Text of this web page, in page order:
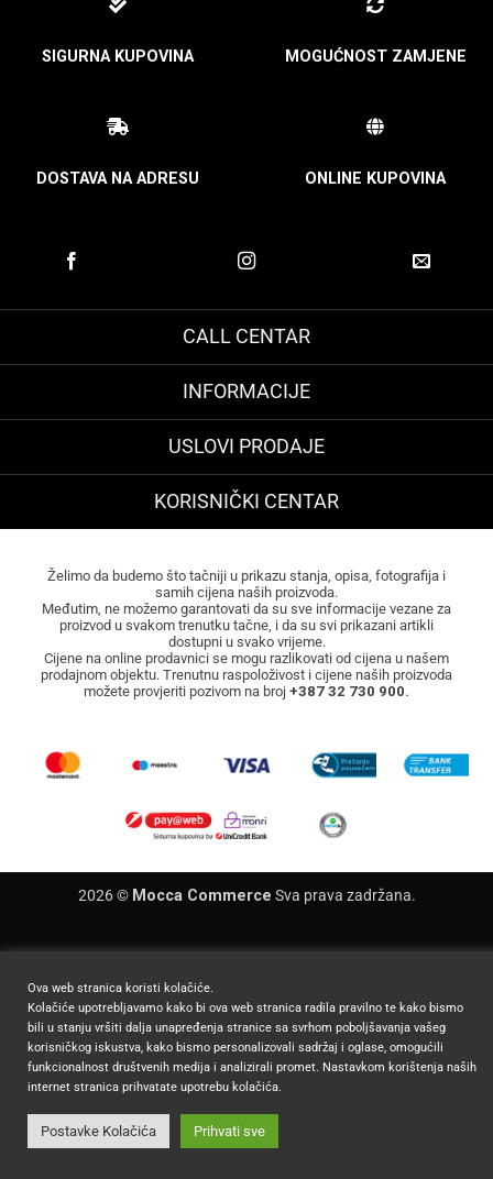
SIGURNA KUPOVINA MOGUĆNOST ZAMJENE
DOSTAVA NA ADRESU ONLINE KUPOVINA
CALL CENTAR
INFORMACIJE
USLOVI PRODAJE
KORISNIČKI CENTAR
Želimo da budemo što tačniji u prikazu stanja, opisa, fotografija i
samih cijena naših proizvoda.
Međutim, ne možemo garantovati da su sve informacije vezane za
proizvod u svakom trenutku tačne, i da su svi prikazani artikli
dostupni u svako vrijeme.
Cijene na online prodavnici se mogu razlikovati od cijena u našem
prodajnom objektu. Trenutnu raspoloživost i cijene naših proizvoda
možete provjeriti pozivom na broj +387 32 730 900.
2026 © Mocca Commerce Sva prava zadržana.
Ova web stranica koristi kolačiće.
Kolačiće upotrebljavamo kako bi ova web stranica radila pravilno te kako bismo
bili u stanju vršiti dalja unapređenja stranice sa svrhom poboljšavanja vašeg
korisničkog iskustva, kako bismo personalizovali sadržaj i oglase, omogućili
funkcionalnost društvenih medija i analizirali promet. Nastavkom korištenja naših
internet stranica prihvatate upotrebu kolačića.
Postavke Kolačića Prihvati sve